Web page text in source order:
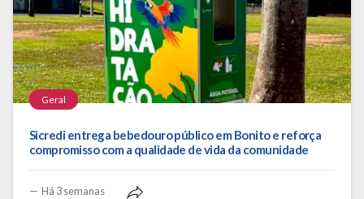
Geral
Sicredi entrega bebedouro público em Bonito e reforça
compromisso com a qualidade de vida da comunidade
Há 3 semanas